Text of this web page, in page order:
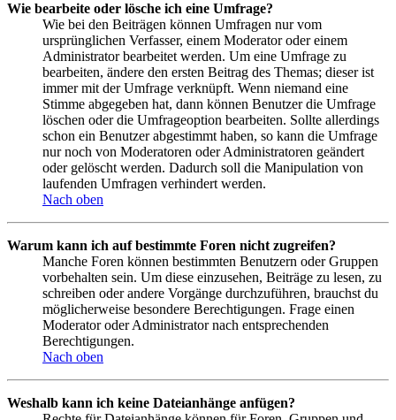
Wie bearbeite oder lösche ich eine Umfrage?
Wie bei den Beiträgen können Umfragen nur vom
ursprünglichen Verfasser, einem Moderator oder einem
Administrator bearbeitet werden. Um eine Umfrage zu
bearbeiten, ändere den ersten Beitrag des Themas; dieser ist
immer mit der Umfrage verknüpft. Wenn niemand eine
Stimme abgegeben hat, dann können Benutzer die Umfrage
löschen oder die Umfrageoption bearbeiten. Sollte allerdings
schon ein Benutzer abgestimmt haben, so kann die Umfrage
nur noch von Moderatoren oder Administratoren geändert
oder gelöscht werden. Dadurch soll die Manipulation von
laufenden Umfragen verhindert werden.
Nach oben
Warum kann ich auf bestimmte Foren nicht zugreifen?
Manche Foren können bestimmten Benutzern oder Gruppen
vorbehalten sein. Um diese einzusehen, Beiträge zu lesen, zu
schreiben oder andere Vorgänge durchzuführen, brauchst du
möglicherweise besondere Berechtigungen. Frage einen
Moderator oder Administrator nach entsprechenden
Berechtigungen.
Nach oben
Weshalb kann ich keine Dateianhänge anfügen?